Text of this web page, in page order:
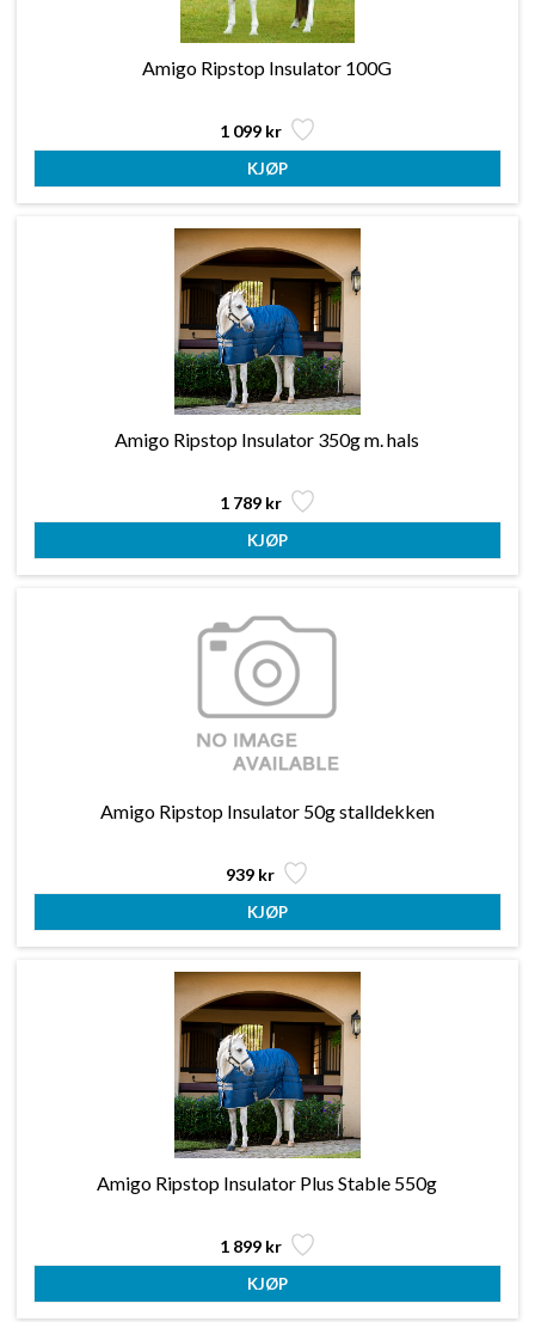
Amigo Ripstop Insulator 100G
1 099 kr
Amigo Ripstop Insulator 350g m. hals
1 789 kr
Amigo Ripstop Insulator 50g stalldekken
939 kr
Amigo Ripstop Insulator Plus Stable 550g
1 899 kr